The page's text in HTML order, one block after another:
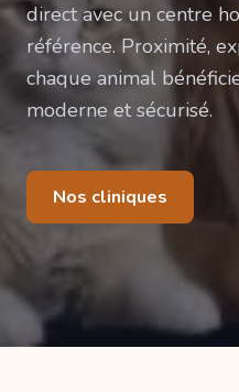
direct avec un centre
référence. Proximité,
chaque animal
moderne et sécurisé.
Nos cliniques